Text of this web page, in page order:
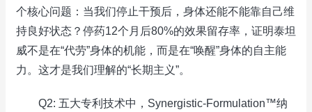
个核心问题：当我们停止干预后，身体还能不能靠自己维
持良好状态？停药12个月后80%的效果留存率，证明泰坦
威不是在“代劳”身体的机能，而是在“唤醒”身体的自主能
力。这才是我们理解的“长期主义”。
Q2: 五大专利技术中，Synergistic-Formulation™纳